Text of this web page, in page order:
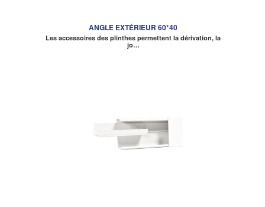
ANGLE EXTÉRIEUR 60*40
Les accessoires des plinthes permettent la dérivation, la
jo…